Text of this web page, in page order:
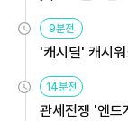
9분전
'캐시딜' 캐시
14분전
관세전쟁 '엔드